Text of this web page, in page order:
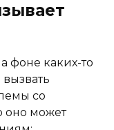
фоне каких-то
со
оно может